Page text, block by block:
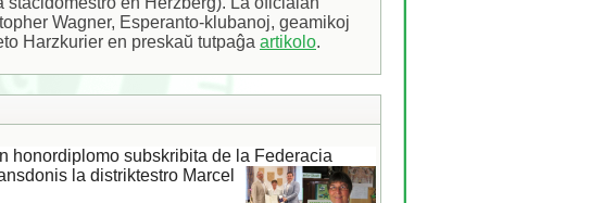
Wagner, Esperanto-klubanoj, geamikoj
Harzkurier en preskaŭ tutpaĝa artikolo.
honordiplomo subskribita de la Federacia
la distriktestro Marcel